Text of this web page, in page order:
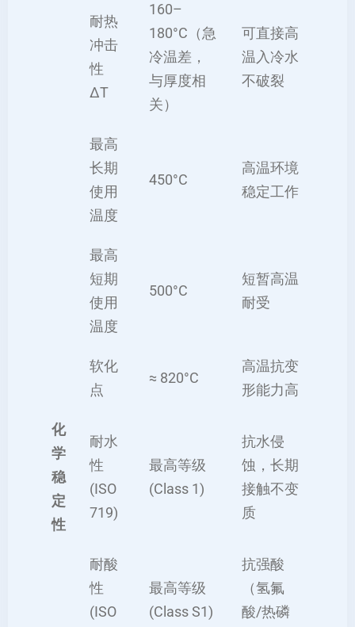
耐热
冲击
性
ΔT
160–
180°C（急
冷温差，
与厚度相
关）
可直接高
温入冷水
不破裂
最高
长期
使用
温度
450°C
高温环境
稳定工作
最高
短期
使用
温度
500°C
短暂高温
耐受
软化
点
≈ 820°C
高温抗变
形能力高
化
学
稳
定
性
耐水
性
(ISO
719)
最高等级
(Class 1)
抗水侵
蚀，长期
接触不变
质
耐酸
性
(ISO
最高等级
(Class S1)
抗强酸
（氢氟
酸/热磷